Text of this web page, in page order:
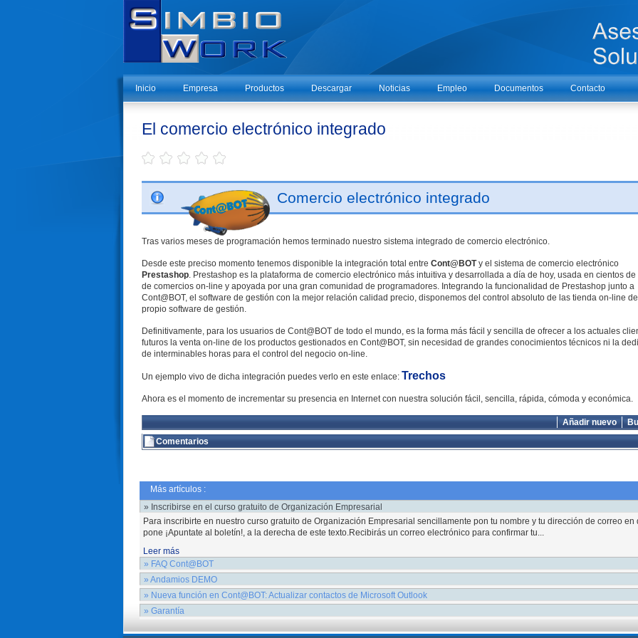
Inicio Empresa Productos Descargar Noticias Empleo Documentos Contacto
El comercio electrónico integrado
Comercio electrónico integrado
Tras varios meses de programación hemos terminado nuestro sistema integrado de comercio electrónico.
Desde este preciso momento tenemos disponible la integración total entre Cont@BOTy el sistema de comercio electrónico
Prestashop. Prestashop es la plataforma de comercio electrónico más intuitiva y desarrollada a día de hoy, usada en cientos de
de comercios on-line y apoyada por una gran comunidad de programadores. Integrando la funcionalidad de Prestashop junto a
Cont@BOT, el software de gestión con la mejor relación calidad precio, disponemos del control absoluto de las tienda on-line
propio software de gestión.
Definitivamente, para los usuarios de Cont@BOT de todo el mundo, es la forma más fácil y sencilla de ofrecer a los actuales
futuros la venta on-line de los productos gestionados en Cont@BOT, sin necesidad de grandes conocimientos técnicos ni la
de interminables horas para el control del negocio on-line.
Un ejemplo vivo de dicha integración puedes verlo en este enlace: Trechos
Ahora es el momento de incrementar su presencia en Internet con nuestra solución fácil, sencilla, rápida, cómoda y económica.
Añadir nuevo
Comentarios
Más artículos :
» Inscribirse en el curso gratuito de Organización Empresarial
Para inscribirte en nuestro curso gratuito de Organización Empresarial sencillamente pon tu nombre y tu dirección de correo en
pone ¡Apuntate al boletín!, a la derecha de este texto.Recibirás un correo electrónico para confirmar tu...
Leer más
» FAQ Cont@BOT
{xtypo_code}Pulsa en las distintas opciones para ampliar la información.{/xtypo_code}{slide=Ya tengo un programa de gestión,
¿porqué cambiar a Cont@BOT?.}Las principales razones de cambiar de su programa de gestión a Cont@BOT son: ...
Leer más
» Andamios DEMO
Si quieres acceder a la web específica de Cont@BOT andamios pulsa . Haz click sobre las distintas ramas del gráfico para
más información (notas amarillas) y cargar videos demostrativos del uso de Cont@BOT...
» Nueva función en Cont@BOT: Actualizar contactos de Microsoft Outlook
Nueva función en Cont@BOT: Actualizar contactos de Microsoft Outlook Una solución demandada por varios de nuestros
» Garantía